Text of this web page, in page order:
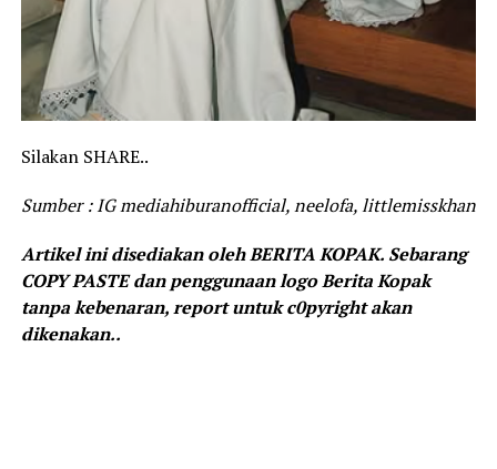
Silakan SHARE..
Sumber : IG mediahiburanofficial, neelofa, littlemisskhan
Artikel ini disediakan oleh BERITA KOPAK. Sebarang
COPY PASTE dan penggunaan logo Berita Kopak
tanpa kebenaran, report untuk c0pyright akan
dikenakan..